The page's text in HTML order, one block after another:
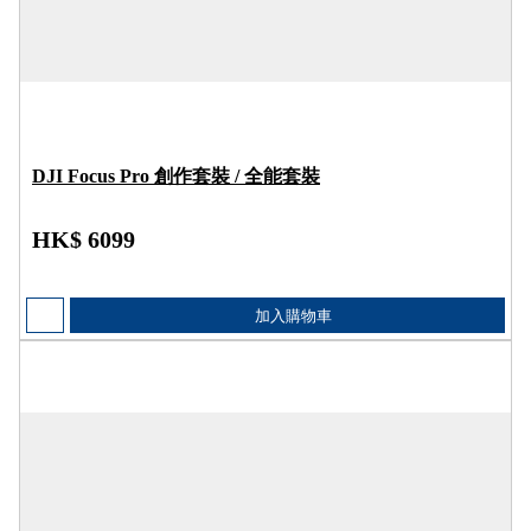
‌DJI Focus Pro 創作套裝 / 全能套裝
HK$ 6099
加入購物車